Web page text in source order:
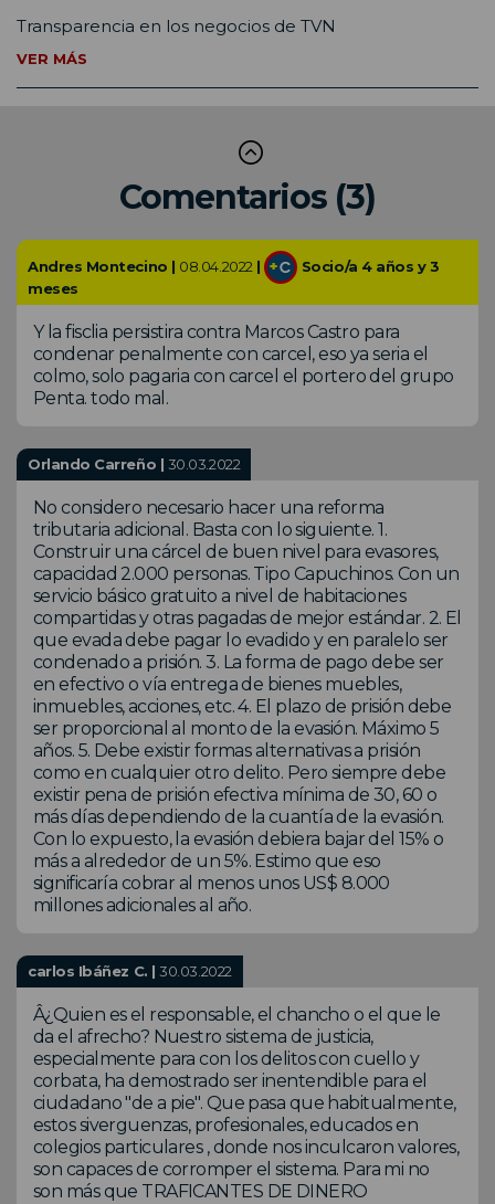
Transparencia en los negocios de TVN
VER MÁS
Comentarios (3)
Andres Montecino | 08.04.2022 |
Socio/a 4 años y 3
meses
Y la fisclia persistira contra Marcos Castro para
condenar penalmente con carcel, eso ya seria el
colmo, solo pagaria con carcel el portero del grupo
Penta. todo mal.
Orlando Carreño | 30.03.2022
No considero necesario hacer una reforma
tributaria adicional. Basta con lo siguiente. 1.
Construir una cárcel de buen nivel para evasores,
capacidad 2.000 personas. Tipo Capuchinos. Con un
servicio básico gratuito a nivel de habitaciones
compartidas y otras pagadas de mejor estándar. 2. El
que evada debe pagar lo evadido y en paralelo ser
condenado a prisión. 3. La forma de pago debe ser
en efectivo o vía entrega de bienes muebles,
inmuebles, acciones, etc. 4. El plazo de prisión debe
ser proporcional al monto de la evasión. Máximo 5
años. 5. Debe existir formas alternativas a prisión
como en cualquier otro delito. Pero siempre debe
existir pena de prisión efectiva mínima de 30, 60 o
más días dependiendo de la cuantía de la evasión.
Con lo expuesto, la evasión debiera bajar del 15% o
más a alrededor de un 5%. Estimo que eso
significaría cobrar al menos unos US$ 8.000
millones adicionales al año.
carlos Ibáñez C. |30.03.2022
Â¿Quien es el responsable, el chancho o el que le
da el afrecho? Nuestro sistema de justicia,
especialmente para con los delitos con cuello y
corbata, ha demostrado ser inentendible para el
ciudadano "de a pie". Que pasa que habitualmente,
estos siverguenzas, profesionales, educados en
colegios particulares , donde nos inculcaron valores,
son capaces de corromper el sistema. Para mi no
son más que TRAFICANTES DE DINERO